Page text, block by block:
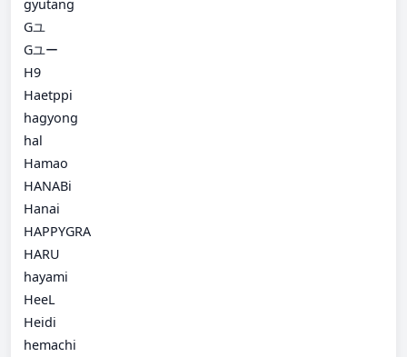
gyutang
Gユ
Gユー
H9
Haetppi
hagyong
hal
Hamao
HANABi
Hanai
HAPPYGRA
HARU
hayami
HeeL
Heidi
hemachi